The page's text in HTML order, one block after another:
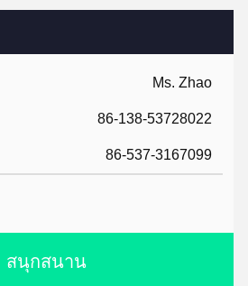
Ms. Zhao
86-138-53728022
86-537-3167099
สนุกสนาน